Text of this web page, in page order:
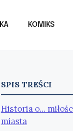
KOMIKS
SPIS TREŚCI
Historia o...
miasta